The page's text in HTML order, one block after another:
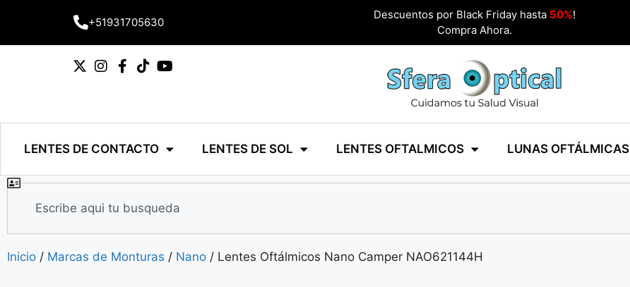
+51931705630
Descuentos por Black Friday hasta 50%!
Compra Ahora.
LENTES DE CONTACTO LENTES DE SOL LENTES OFTALMICOS LUNAS OFTÁLMICAS
Inicio / Marcas de Monturas / Nano / Lentes Oftálmicos Nano Camper NAO621144H